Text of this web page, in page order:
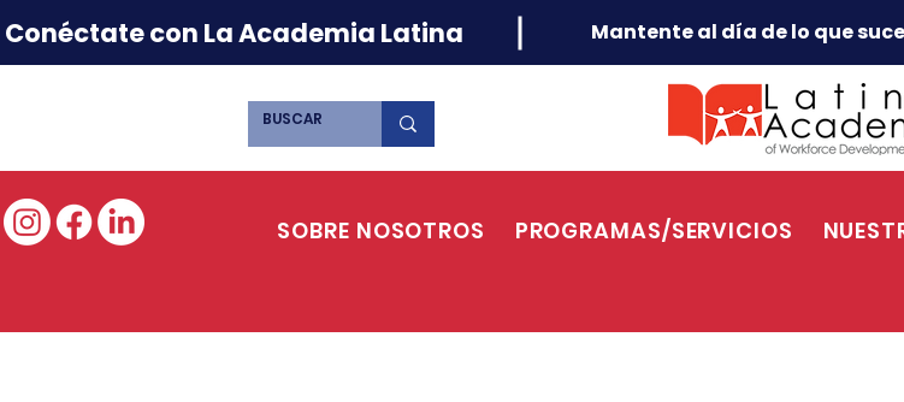
Conéctate con La Academia Latina Mantente al día de lo que
SOBRE NOSOTROS PROGRAMAS/SERVICIOS